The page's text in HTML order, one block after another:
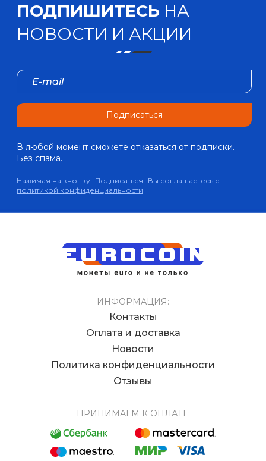
ПОДПИШИТЕСЬ НА
НОВОСТИ И АКЦИИ
Подписаться
В любой момент сможете отказаться от подписки.
Без спама.
Нажимая на кнопку "Подписаться" Вы соглашаетесь с
политикой конфиденциальности
ИНФОРМАЦИЯ:
Контакты
Оплата и доставка
Новости
Политика конфиденциальности
Отзывы
ПРИНИМАЕМ К ОПЛАТЕ: